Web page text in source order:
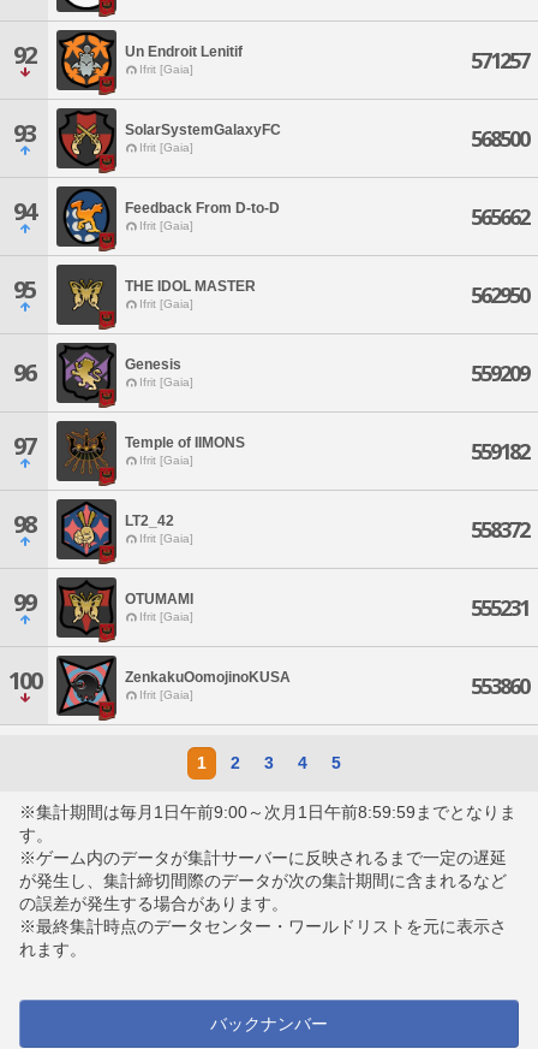
92 Un Endroit Lenitif
Ifrit [Gaia] 571257
93 SolarSystemGalaxyFC
Ifrit [Gaia] 568500
94 Feedback From D-to-D
Ifrit [Gaia] 565662
95 THE IDOL MASTER
Ifrit [Gaia] 562950
96 Genesis
Ifrit [Gaia] 559209
97 Temple of IIMONS
Ifrit [Gaia] 559182
98 LT2_42
Ifrit [Gaia] 558372
99 OTUMAMI
Ifrit [Gaia] 555231
100 ZenkakuOomojinoKUSA
Ifrit [Gaia] 553860
1 2 3 4 5
※集計期間は毎月1日午前9:00～次月1日午前8:59:59までとなりま
す。
※ゲーム内のデータが集計サーバーに反映されるまで一定の遅延
が発生し、集計締切間際のデータが次の集計期間に含まれるなど
の誤差が発生する場合があります。
※最終集計時点のデータセンター・ワールドリストを元に表示さ
れます。
バックナンバー